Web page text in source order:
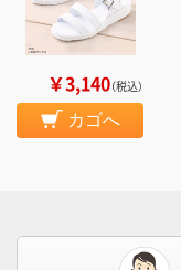
￥3,140（税込）
カゴへ